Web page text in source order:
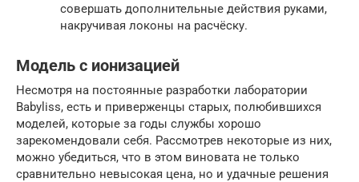
совершать дополнительные действия руками,
накручивая локоны на расчёску.
Модель с ионизацией
Несмотря на постоянные разработки лаборатории
Babyliss, есть и приверженцы старых, полюбившихся
моделей, которые за годы службы хорошо
зарекомендовали себя. Рассмотрев некоторые из них,
можно убедиться, что в этом виновата не только
сравнительно невысокая цена, но и удачные решения